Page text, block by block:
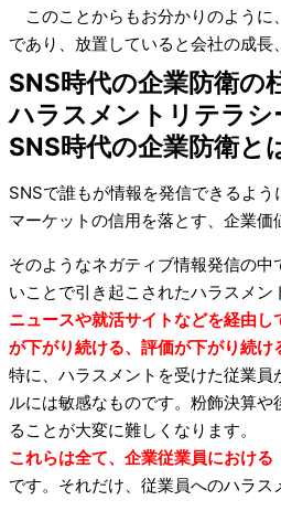
このことからもお分かりのように
であり、放置していると会社の成
SNS時代の企業防衛の
ハラスメントリテラシ
SNS時代の企業防衛と
SNSで誰もが情報を発信できるよ
マーケットの信用を落とす、企業価
そのようなネガティブ情報発信の
いことで引き起こされたハラスメン
ニュースや就活サイトなどを経由
が下がり続ける、評価が下がり続け
特に、ハラスメントを受けた従業
ルには敏感なものです。粉飾決算
ることが大変に難しくなります。
これらは全て、企業従業員における
です。それだけ、従業員へのハラス